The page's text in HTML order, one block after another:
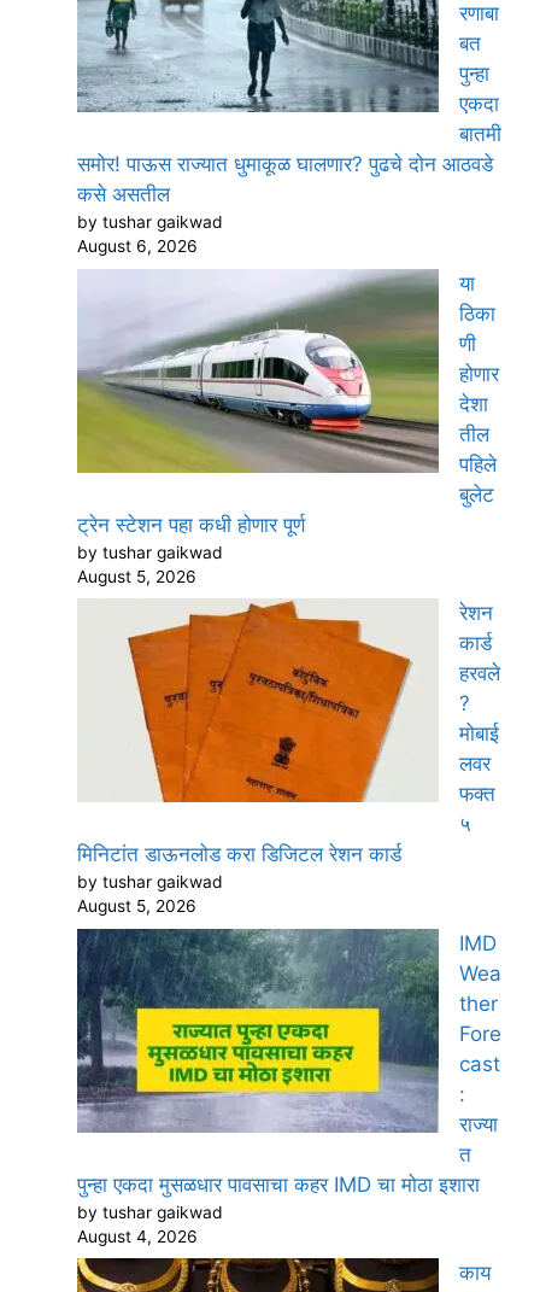
रणाबा
बत
पुन्हा
एकदा
बातमी
समोर! पाऊस राज्यात धुमाकूळ घालणार? पुढचे दोन आठवडे
कसे असतील
by tushar gaikwad
August 6, 2026
या
ठिका
णी
होणार
देशा
तील
पहिले
बुलेट
ट्रेन स्टेशन पहा कधी होणार पूर्ण
by tushar gaikwad
August 5, 2026
रेशन
कार्ड
हरवले
?
मोबाई
लवर
फक्त
५
मिनिटांत डाऊनलोड करा डिजिटल रेशन कार्ड
by tushar gaikwad
August 5, 2026
IMD
Wea
ther
Fore
cast
:
राज्या
त
पुन्हा एकदा मुसळधार पावसाचा कहर IMD चा मोठा इशारा
by tushar gaikwad
August 4, 2026
काय